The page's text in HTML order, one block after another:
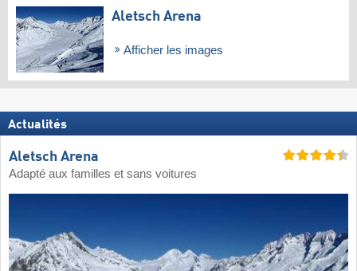
Aletsch Arena
Afficher les images
Actualités
Aletsch Arena
Adapté aux familles et sans voitures